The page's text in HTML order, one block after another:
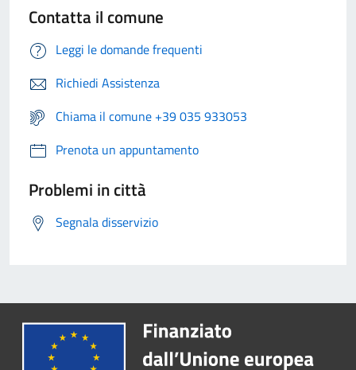
Contatta il comune
Leggi le domande frequenti
Richiedi Assistenza
Chiama il comune +39 035 933053
Prenota un appuntamento
Problemi in città
Segnala disservizio